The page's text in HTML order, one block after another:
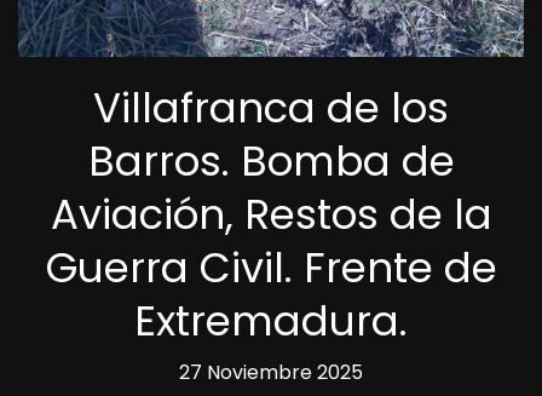
Villafranca de los
Barros. Bomba de
Aviación, Restos de la
Guerra Civil. Frente de
Extremadura.
27 Noviembre 2025